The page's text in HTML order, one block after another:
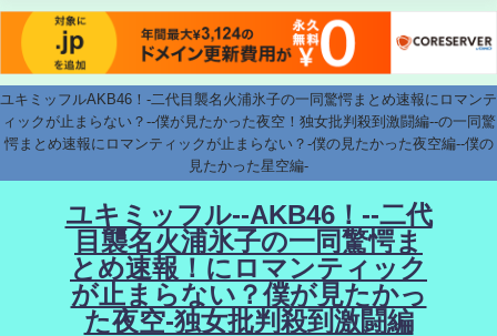
ユキミッフルAKB46！-二代目襲名火浦氷子の一同驚愕まとめ速報にロマンテ
ィックが止まらない？--僕が見たかった夜空！独女批判殺到激闘編--の一同驚
愕まとめ速報にロマンティックが止まらない？-僕の見たかった夜空編--僕の
見たかった星空編-
ユキミッフル--AKB46！--二代
目襲名火浦氷子の一同驚愕ま
とめ速報！にロマンティック
が止まらない？僕が見たかっ
た夜空-独女批判殺到激闘編